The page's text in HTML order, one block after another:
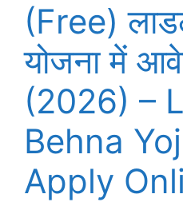
(Free)
योजना में
(2026) –
Behna
Apply